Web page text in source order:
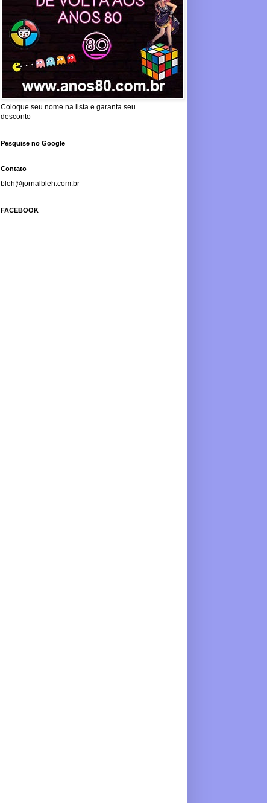
Coloque seu nome na lista e garanta seu
desconto
Pesquise no Google
Contato
bleh@jornalbleh.com.br
FACEBOOK